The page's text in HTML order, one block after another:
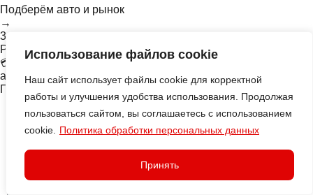
Использование файлов cookie
Наш сайт использует файлы cookie для корректной
работы и улучшения удобства использования. Продолжая
пользоваться сайтом, вы соглашаетесь с использованием
cookie.
Политика обработки персональных данных
Принять
Подберём авто и рынок
→
3
Рассчитаем под ключ
💳 Напомним — доступен кредит под инвойс, до прихода
авто
Подписывайтесь на наш Telegram-канал